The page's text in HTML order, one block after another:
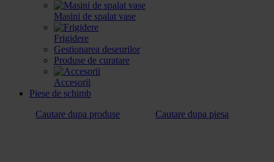
Masini de spalat vase
Frigidere
Gestionarea deseurilor
Produse de curatare
Accesorii
Piese de schimb
Cautare dupa produse
Cautare dupa piesa